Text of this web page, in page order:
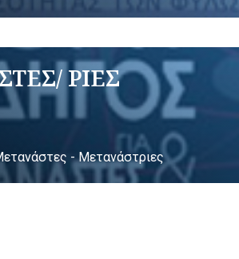
ΡΙΕΣ
- Μετανάστριες